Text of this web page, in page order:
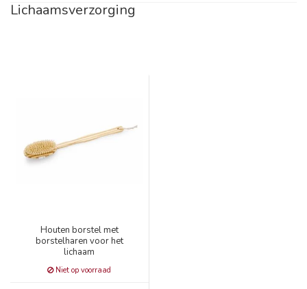
Lichaamsverzorging
Houten borstel met
borstelharen voor het
lichaam
Niet op voorraad